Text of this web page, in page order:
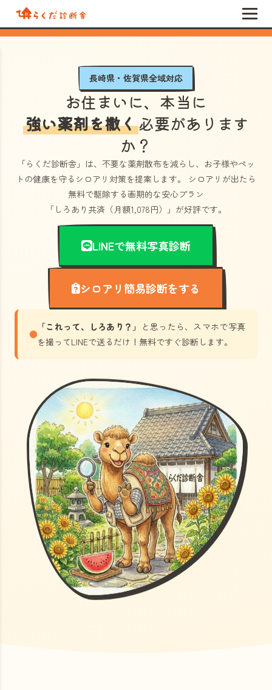
長崎県・佐賀県全域対応
お住まいに、本当に
強い薬剤を撒く必要があります
か？
「らくだ診断舎」 は、不要な薬剤散布を減らし、お子様やペッ
トの健康を守るシロアリ対策を提案します。 シロアリが出たら
無料で駆除する画期的な安心プラン
「しろあり共済（月額1,078円）」 が好評です。
LINEで無料写真診断
シロアリ簡易診断をする
「これって、しろあり？」
と思ったら、スマホで写真
を撮ってLINEで送るだけ！無料ですぐ診断します。